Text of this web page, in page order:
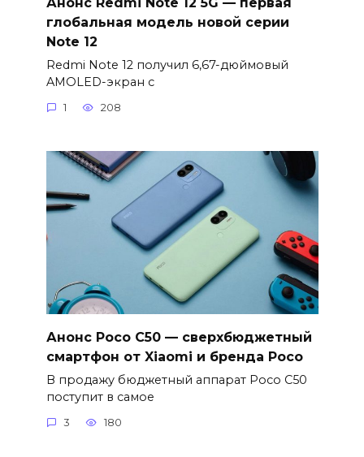
глобальная модель новой серии
Note 12
Redmi Note 12 получил 6,67-дюймовый
AMOLED-экран с
1 208
Анонс Poco C50 — сверхбюджетный
смартфон от Xiaomi и бренда Poco
В продажу бюджетный аппарат Poco C50
поступит в самое
3 180